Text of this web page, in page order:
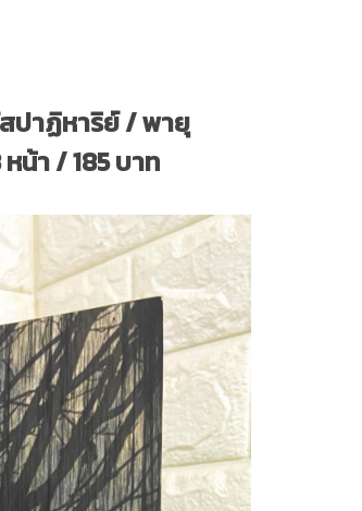
ปาฏิหาริย์ / พายุ
น้า / 185 บาท